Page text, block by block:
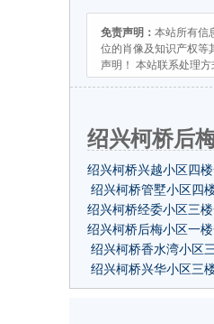
免责声明： 本站所有信
位的肖像及知识产权等
声明！ 本站联系处理
绍兴柯桥后
绍兴柯桥兴越小区四
绍兴柯桥管墅小区四
绍兴柯桥经委小区三
绍兴柯桥后梅小区一
绍兴柯桥香水湾小
绍兴柯桥兴华小区三